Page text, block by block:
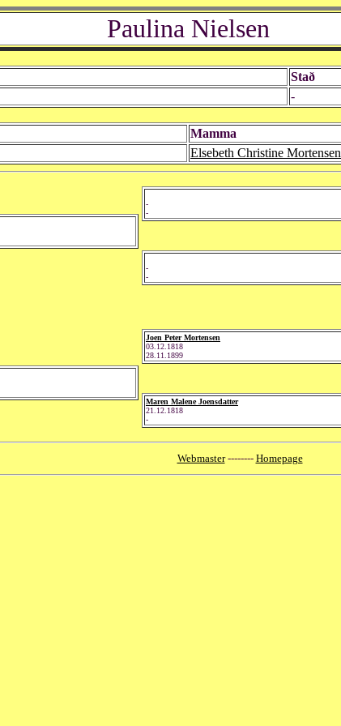
Paulina Nielsen
Stað
-
Mamma
Elsebeth Christine Mortensen
-
-
-
-
Joen Peter Mortensen
03.12.1818
28.11.1899
Maren Malene Joensdatter
21.12.1818
-
Webmaster-------- Homepage